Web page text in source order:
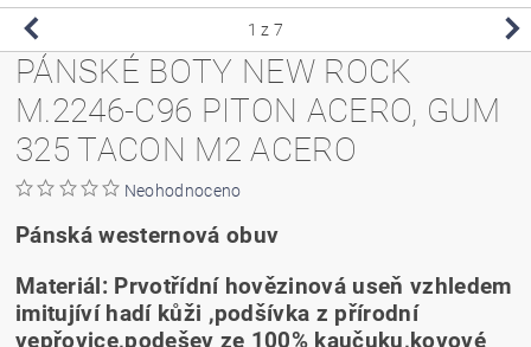
1 z 7
PÁNSKÉ BOTY NEW ROCK
M.2246-C96 PITON ACERO, GUM
325 TACON M2 ACERO
Neohodnoceno
Pánská westernová obuv
Materiál: Prvotřídní hovězinová useň vzhledem
imitujíví hadí kůži ,podšívka z přírodní
vepřovice,podešev ze 100% kaučuku,kovové